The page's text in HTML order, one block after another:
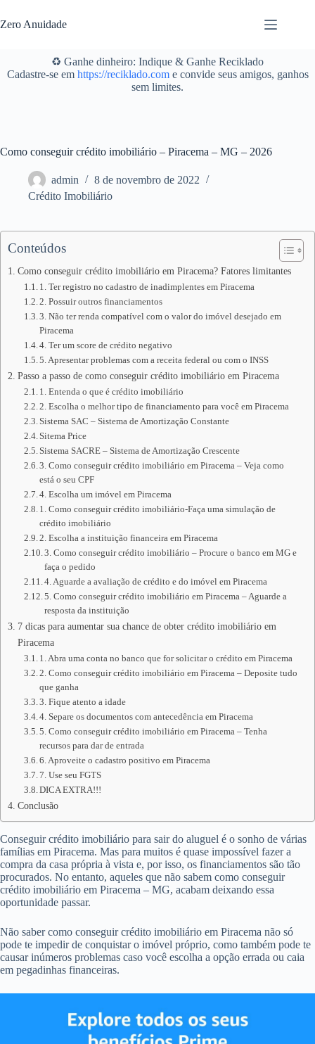
para
o
Zero Anuidade
♻️ Ganhe dinheiro: Indique & Ganhe Reciklado
Cadastre-se em https://reciklado.come convide seus amigos, ganhos
sem limites.
Como conseguir crédito imobiliário – Piracema – MG – 2026
admin
8 de novembro de 2022
Crédito Imobiliário
Conteúdos
Como conseguir crédito imobiliário em Piracema? Fatores limitantes
1. Ter registro no cadastro de inadimplentes em Piracema
2. Possuir outros financiamentos
3. Não ter renda compatível com o valor do imóvel desejado em
Piracema
4. Ter um score de crédito negativo
5. Apresentar problemas com a receita federal ou com o INSS
Passo a passo de como conseguir crédito imobiliário em Piracema
1. Entenda o que é crédito imobiliário
2. Escolha o melhor tipo de financiamento para você em Piracema
Sistema SAC – Sistema de Amortização Constante
Sitema Price
Sistema SACRE – Sistema de Amortização Crescente
3. Como conseguir crédito imobiliário em Piracema – Veja como
está o seu CPF
4. Escolha um imóvel em Piracema
1. Como conseguir crédito imobiliário-Faça uma simulação de
crédito imobiliário
2. Escolha a instituição financeira em Piracema
3. Como conseguir crédito imobiliário – Procure o banco em MG e
faça o pedido
4. Aguarde a avaliação de crédito e do imóvel em Piracema
5. Como conseguir crédito imobiliário em Piracema – Aguarde a
resposta da instituição
7 dicas para aumentar sua chance de obter crédito imobiliário em
Piracema
1. Abra uma conta no banco que for solicitar o crédito em Piracema
2. Como conseguir crédito imobiliário em Piracema – Deposite tudo
que ganha
3. Fique atento a idade
4. Separe os documentos com antecedência em Piracema
5. Como conseguir crédito imobiliário em Piracema – Tenha
recursos para dar de entrada
6. Aproveite o cadastro positivo em Piracema
7. Use seu FGTS
DICA EXTRA!!!
Conclusão
Conseguir crédito imobiliário para sair do aluguel é o sonho de várias
famílias em Piracema. Mas para muitos é quase impossível fazer a
compra da casa própria à vista e, por isso, os financiamentos são tão
procurados. No entanto, aqueles que não sabem como conseguir
crédito imobiliário em Piracema – MG, acabam deixando essa
oportunidade passar.
Não saber como conseguir crédito imobiliário em Piracema não só
pode te impedir de conquistar o imóvel próprio, como também pode te
causar inúmeros problemas caso você escolha a opção errada ou caia
em pegadinhas financeiras.